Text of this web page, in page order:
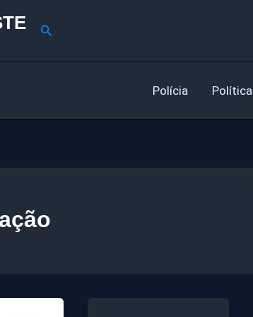
Pesquisar
Polícia Política